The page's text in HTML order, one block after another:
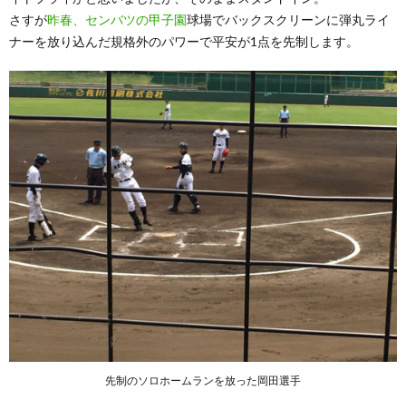
さすが昨春、センバツの甲子園球場でバックスクリーンに弾丸ライ
ナーを放り込んだ規格外のパワーで平安が1点を先制します。
先制のソロホームランを放った岡田選手